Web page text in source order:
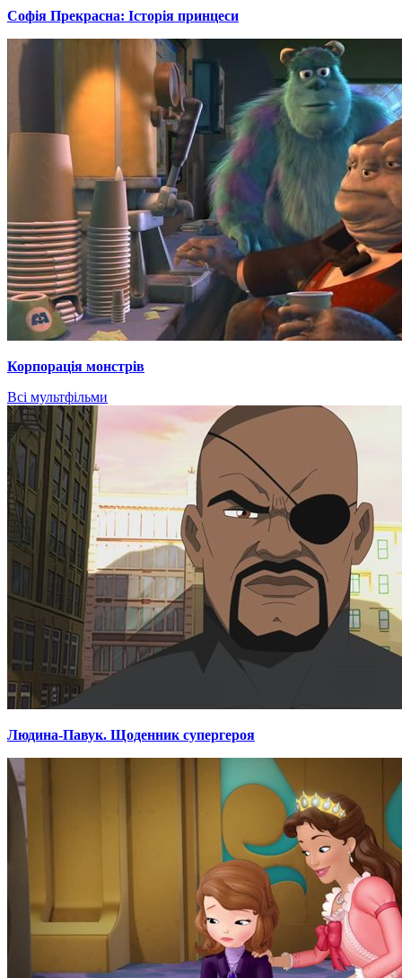
Софія Прекрасна: Історія принцеси
Корпорація монстрів
Всі мультфільми
Людина-Павук. Щоденник супергероя